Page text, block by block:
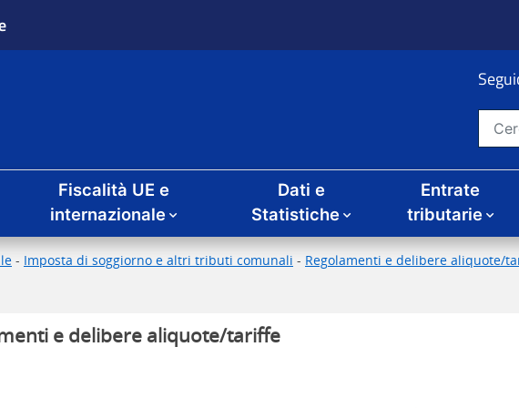
Cerca nel
Fiscalità UE e
internazionale
Dati e
Statistiche
Entrate
tributarie
- Imposta di soggiorno e altri tributi comunali - Regolamenti e delibere aliquote/
e delibere aliquote/tariffe